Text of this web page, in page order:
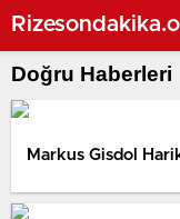
Doğru Haberleri
Markus Gisdol